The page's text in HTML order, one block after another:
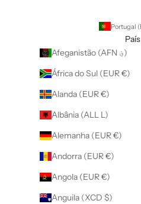
País
Afeganistão (AFN ؋)
África do Sul (EUR €)
Alanda (EUR €)
Albânia (ALL L)
Alemanha (EUR €)
Andorra (EUR €)
Angola (EUR €)
Anguila (XCD $)